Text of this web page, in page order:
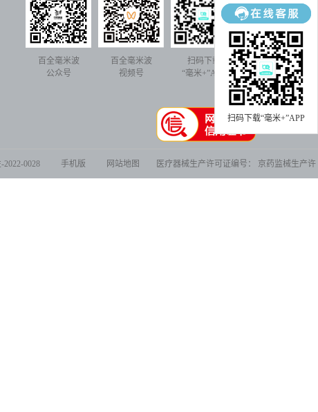
扫码下载“毫米+”APP
即
咨
询
百全毫米波
公众号
百全毫米波
视频号
扫码下载
“毫米+”APP
0028 手机版 网站地图 医疗器械生产许可证编号： 京药监械生产许